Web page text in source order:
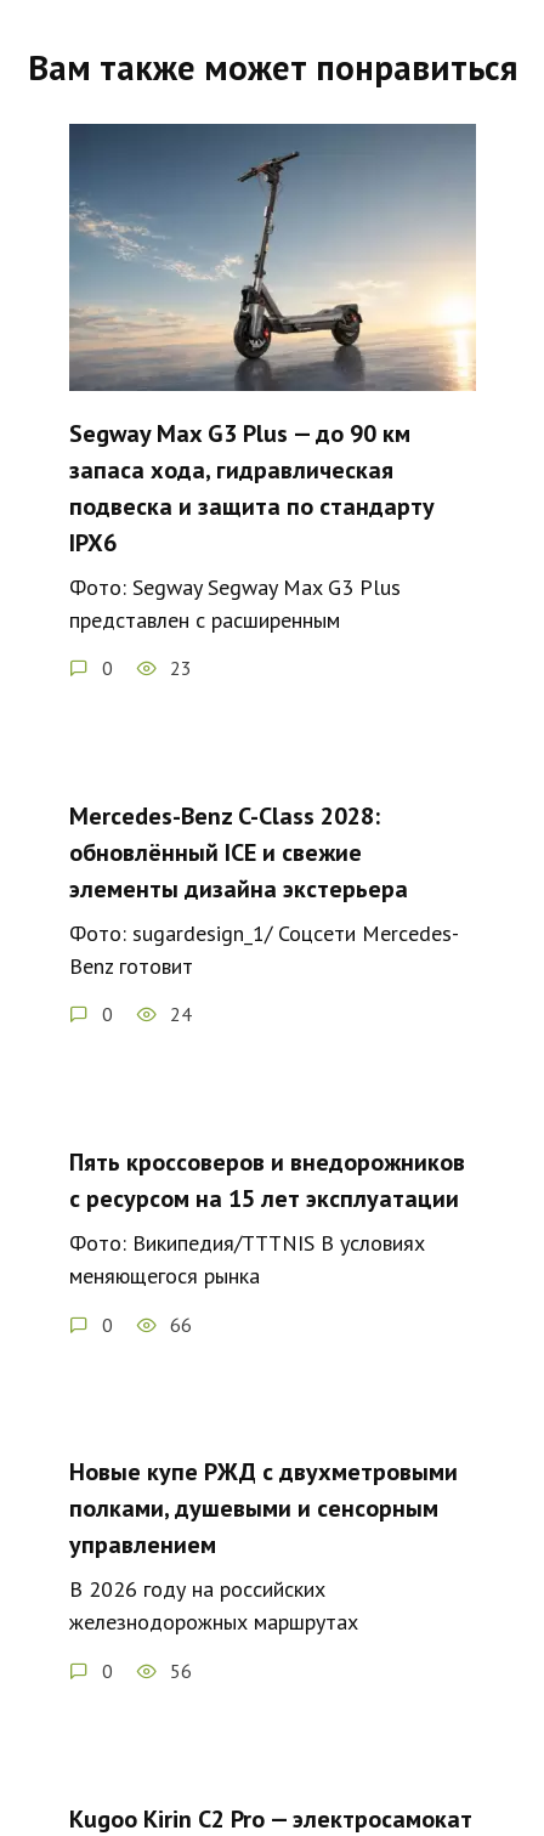
Вам также может понравиться
Segway Max G3 Plus — до 90 км
запаса хода, гидравлическая
подвеска и защита по стандарту
IPX6
Фото: Segway Segway Max G3 Plus
представлен с расширенным
0 23
Mercedes-Benz C-Class 2028:
обновлённый ICE и свежие
элементы дизайна экстерьера
Фото: sugardesign_1/ Соцсети Mercedes-
Benz готовит
0 24
Пять кроссоверов и внедорожников
с ресурсом на 15 лет эксплуатации
Фото: Википедия/TTTNIS В условиях
меняющегося рынка
0 66
Новые купе РЖД с двухметровыми
полками, душевыми и сенсорным
управлением
В 2026 году на российских
железнодорожных маршрутах
0 56
Kugoo Kirin C2 Pro — электросамокат